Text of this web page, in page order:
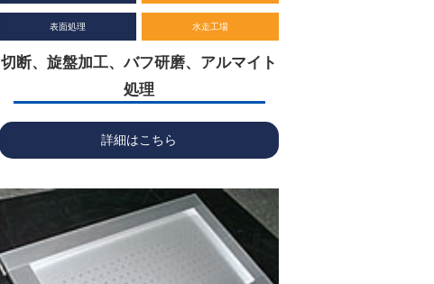
表面処理 水走工場
切断、旋盤加工、バフ研磨、アルマイト
処理
詳細はこちら